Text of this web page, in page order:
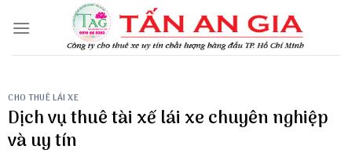
CHO THUÊ LÁI XE
Dịch vụ thuê tài xế lái xe chuyên nghiệp
và uy tín